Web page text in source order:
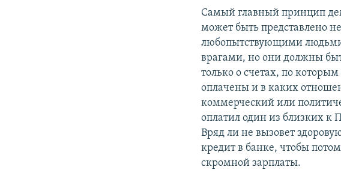
Самый главный принцип
может быть представлено
любопытствующими
врагами, но они должны
только о счетах, по
оплачены и в каких
коммерческий или
оплатил один из близких к
Вряд ли не вызовет
кредит в банке, чтобы
скромной зарплаты.